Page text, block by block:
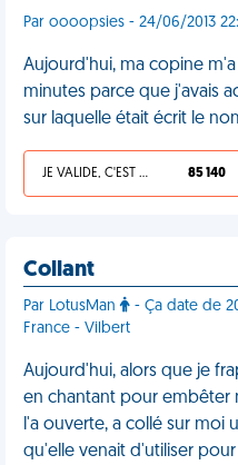
Par oooopsies - 24/06/2013
Aujourd'hui, ma copine
minutes parce que j'avais
sur laquelle était écrit le
JE VALIDE, C'EST UNE VDM 85 140
Collant
Par LotusMan
- Ça date de
France - Vilbert
Aujourd'hui, alors que je
en chantant pour embêter
l'a ouverte, a collé sur moi
qu'elle venait d'utiliser pour